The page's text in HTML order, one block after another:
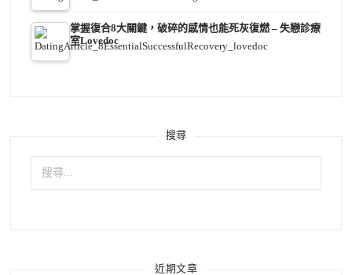
掌握復合8大關鍵，破碎的感情也能死灰復燃 – 失戀診療
室Lovedoc
搜尋
搜
鍵
近期文章